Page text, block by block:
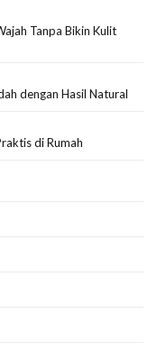
Tanpa Bikin Kulit
dengan Hasil Natural
di Rumah